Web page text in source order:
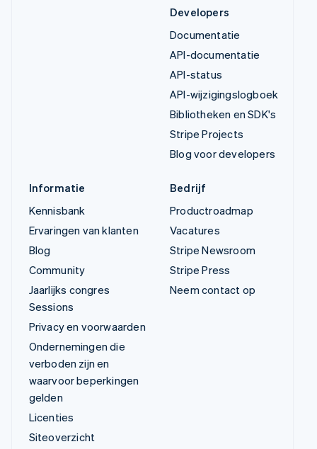
Developers
Documentatie
API-documentatie
API-status
API-wijzigingslogboek
Bibliotheken en SDK's
Stripe Projects
Blog voor developers
Informatie
Kennisbank
Ervaringen van klanten
Blog
Community
Jaarlijks congres
Sessions
Privacy en voorwaarden
Ondernemingen die
verboden zijn en
waarvoor beperkingen
gelden
Licenties
Siteoverzicht
Bedrijf
Productroadmap
Vacatures
Stripe Newsroom
Stripe Press
Neem contact op